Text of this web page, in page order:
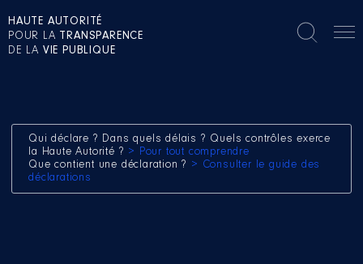
HAUTE AUTORITÉ
POUR LA TRANSPARENCE
DE LA VIE PUBLIQUE
Qui déclare ? Dans quels délais ? Quels contrôles exerce
la Haute Autorité ? > Pour tout comprendre
Que contient une déclaration ? > Consulter le guide des
déclarations